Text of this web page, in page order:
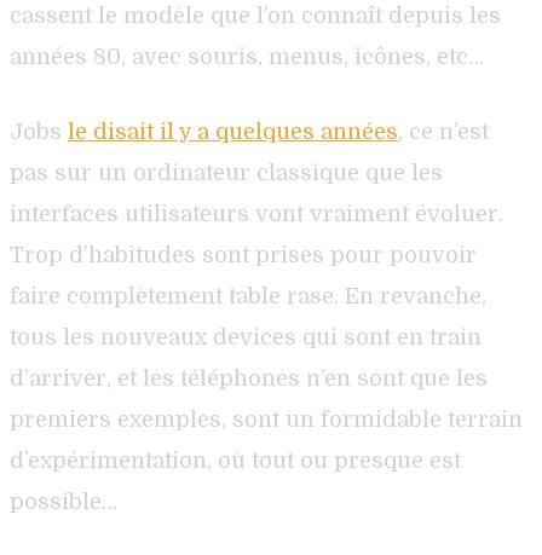
cassent le modèle que l’on connaît depuis les
années 80, avec souris, menus, icônes, etc…
Jobs le disait il y a quelques années, ce n’est
pas sur un ordinateur classique que les
interfaces utilisateurs vont vraiment évoluer.
Trop d’habitudes sont prises pour pouvoir
faire complètement table rase. En revanche,
tous les nouveaux devices qui sont en train
d’arriver, et les téléphones n’en sont que les
premiers exemples, sont un formidable terrain
d’expérimentation, où tout ou presque est
possible…